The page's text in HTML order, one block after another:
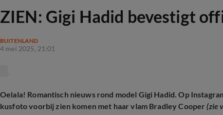
ZIEN: Gigi Hadid bevestigt
BUITENLAND
4 mei 2025, 21:01
Oelala! Romantisch nieuws rond model Gigi Hadid. Op
kusfoto voorbij zien komen met haar vlam Bradley Cooper(zie